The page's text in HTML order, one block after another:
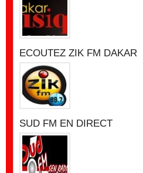
ECOUTEZ ZIK FM DAKAR
SUD FM EN DIRECT